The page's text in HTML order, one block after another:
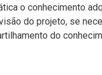
o conhecimento
do projeto, se
do